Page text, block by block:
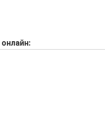
онлайн: